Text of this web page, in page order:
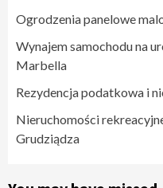
Ogrodzenia panelowe
Wynajem samochodu na
Marbella
Rezydencja podatkowa i
Nieruchomości
Grudziądza